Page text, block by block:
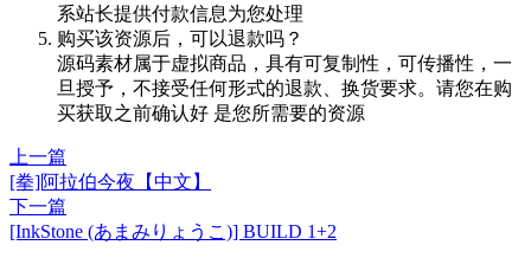
系站长提供付款信息为您处理
购买该资源后，可以退款吗？
源码素材属于虚拟商品，具有可复制性，可传播性，一
旦授予，不接受任何形式的退款、换货要求。请您在购
买获取之前确认好 是您所需要的资源
上一篇
[拳]阿拉伯今夜【中文】
下一篇
[InkStone (あまみりょうこ)] BUILD 1+2